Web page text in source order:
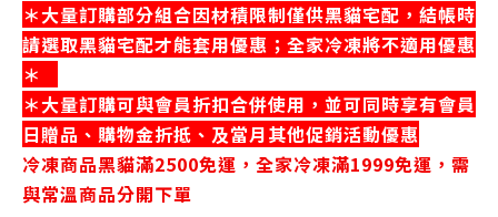
＊大量訂購部分組合因材積限制僅供黑貓宅配，結帳時
請選取黑貓宅配才能套用優惠；全家冷凍將不適用優惠
＊
＊大量訂購可與會員折扣合併使用，並可同時享有會員
日贈品、購物金折抵、及當月其他促銷活動優惠
冷凍商品黑貓滿2500免運， 全家冷凍滿1999免運， 需
與常溫商品分開下單